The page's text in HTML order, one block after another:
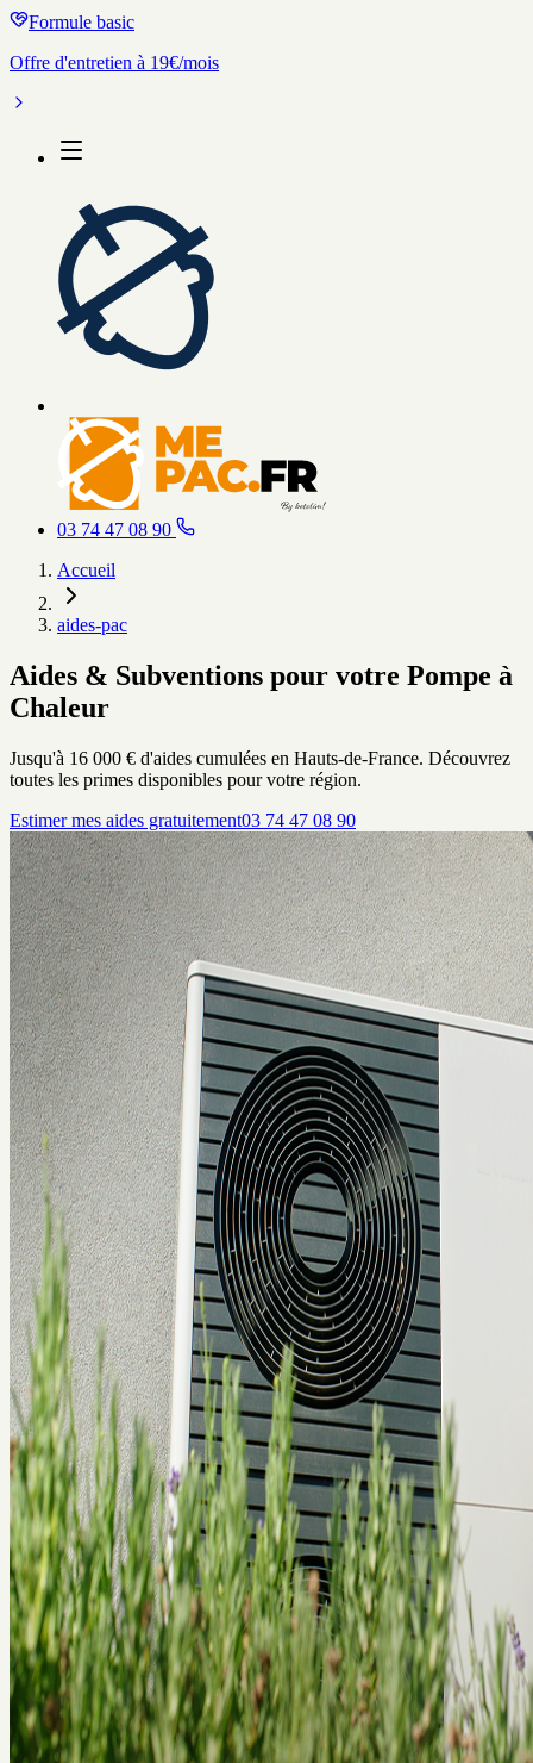
Formule basic
Offre d'entretien à 19€/mois
03 74 47 08 90
Accueil
aides-pac
Aides & Subventions pour votre Pompe à
Chaleur
Jusqu'à 16 000 € d'aides cumulées en Hauts-de-France. Découvrez
toutes les primes disponibles pour votre région.
Estimer mes aides gratuitement03 74 47 08 90